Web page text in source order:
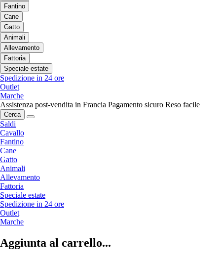
Fantino
Cane
Gatto
Animali
Allevamento
Fattoria
Speciale estate
Spedizione in 24 ore
Outlet
Marche
Assistenza post-vendita in Francia Pagamento sicuro Reso facile
Cerca
Saldi
Cavallo
Fantino
Cane
Gatto
Animali
Allevamento
Fattoria
Speciale estate
Spedizione in 24 ore
Outlet
Marche
Aggiunta al carrello...